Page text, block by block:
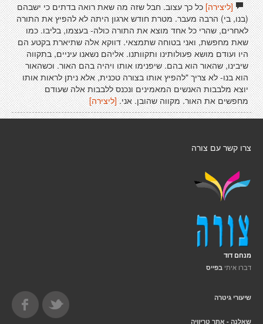
[ליצירה]כל כך עצוב. חבל שזה מה שאת רואה בדתים כי ישבהם
(בנו, בי) הרבה מעבר. מטרת חודש ארגון היתה לא להפיץ את התורה
לאחרים, שהרי כל אחד מוצא את התורה כולה- בעצמו, בליבו. כמו
שאת מחפשת, ואני בטוחה שתמצאי. דווקא אלה שתיארת בקטע הם
היו ועודם מושא פעולותינו ותקוותנו. אליהם נשאנו עיניים, בתקווה
שיבינו, שהאור הוא בהם. שיפנימו אותו ויהיה בהם האור. וכשהאור
הוא בנו- לא צריך "להפיץ אותו בצורה טכנית, אלא ניתן לראות אותו
יוצא מלבבות האנשים המאמינים ונכנס ללבבות אלה שעודם
מחפשים את האור. מקווה שהובן. אני. [ליצירה]
צרו קשר עם צורה
מנחם דוד
דברו איתי בפייס
שיעורי גיטרה
שאלנה - אתר טריוויה